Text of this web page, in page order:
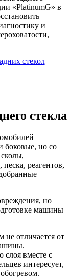
«PlatinumG» в
и
стекол
стекла
боковые, но со
реагентов,
но
машины
не отличается от
слоя вместе с
интересует,